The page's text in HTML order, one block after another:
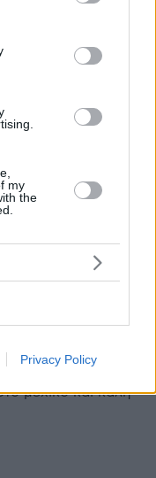
third-party tags to
in below Google
my
the
Privacy Policy
μεχικο και καλη